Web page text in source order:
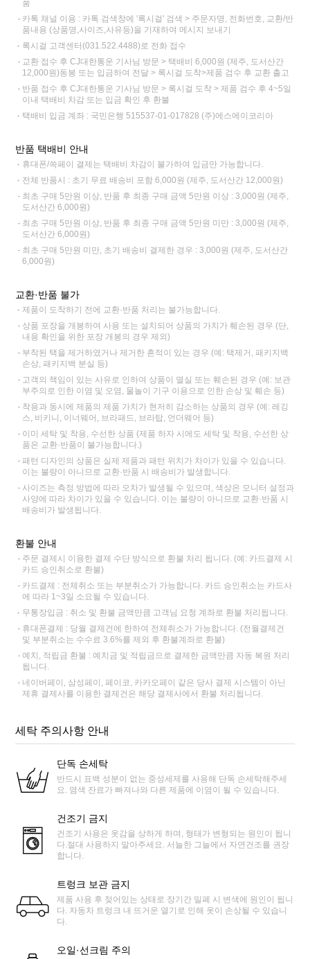
품
카톡 채널 이용 : 카톡 검색창에 '록시걸' 검색 > 주문자명, 전화번호, 교환/반
품내용 (상품명,사이즈,사유등)을 기재하여 메시지 보내기
록시걸 고객센터(031.522.4488)로 전화 접수
교환 접수 후 CJ대한통운 기사님 방문 > 택배비 6,000원 (제주, 도서산간
12,000원)동봉 또는 입금하여 전달 > 록시걸 도착>제품 검수 후 교환 출고
반품 접수 후 CJ대한통운 기사님 방문 > 록시걸 도착 > 제품 검수 후 4~5일
이내 택배비 차감 또는 입금 확인 후 환불
택배비 입금 계좌 : 국민은행 515537-01-017828 (주)에스에이코리아
반품 택배비 안내
휴대폰/쓱페이 결제는 택배비 차감이 불가하여 입금만 가능합니다.
전체 반품시 : 초기 무료 배송비 포함 6,000원 (제주, 도서산간 12,000원)
최초 구매 5만원 이상, 반품 후 최종 구매 금액 5만원 이상 : 3,000원 (제주,
도서산간 6,000원)
최초 구매 5만원 이상, 반품 후 최종 구매 금액 5만원 미만 : 3,000원 (제주,
도서산간 6,000원)
최초 구매 5만원 미만, 초기 배송비 결제한 경우 : 3,000원 (제주, 도서산간
6,000원)
교환·반품 불가
제품이 도착하기 전에 교환·반품 처리는 불가능합니다.
상품 포장을 개봉하여 사용 또는 설치되어 상품의 가치가 훼손된 경우 (단,
내용 확인을 위한 포장 개봉의 경우 제외)
부착된 택을 제거하였거나 제거한 흔적이 있는 경우 (예: 택제거, 패키지백
손상, 패키지백 분실 등)
고객의 책임이 있는 사유로 인하여 상품이 멸실 또는 훼손된 경우 (예: 보관
부주의로 인한 이염 및 오염, 물놀이 기구 이용으로 인한 손상 및 훼손 등)
착용과 동시에 제품의 제품 가치가 현저히 감소하는 상품의 경우 (예: 레깅
스, 비키니, 이너웨어, 브라패드, 브라탑, 언더웨어 등)
이미 세탁 및 착용, 수선한 상품 (제품 하자 시에도 세탁 및 착용, 수선한 상
품은 교환·반품이 불가능합니다.)
패턴 디자인의 상품은 실제 제품과 패턴 위치가 차이가 있을 수 있습니다.
이는 불량이 아니므로 교환·반품 시 배송비가 발생합니다.
사이즈는 측정 방법에 따라 오차가 발생될 수 있으며, 색상은 모니터 설정과
사양에 따라 차이가 있을 수 있습니다. 이는 불량이 아니므로 교환·반품 시
배송비가 발생됩니다.
환불 안내
주문 결제시 이용한 결제 수단 방식으로 환불 처리 됩니다. (예: 카드결제 시
카드 승인취소로 환불)
카드결제 : 전체취소 또는 부분취소가 가능합니다. 카드 승인취소는 카드사
에 따라 1~3일 소요될 수 있습니다.
무통장입금 : 취소 및 환불 금액만큼 고객님 요청 계좌로 환불 처리됩니다.
휴대폰결제 : 당월 결제건에 한하여 전체취소가 가능합니다. (전월결제건
및 부분취소는 수수료 3.6%를 제외 후 환불계좌로 환불)
예치, 적립금 환불 : 예치금 및 적립금으로 결제한 금액만큼 자동 복원 처리
됩니다.
네이버페이, 삼성페이, 페이코, 카카오페이 같은 당사 결제 시스템이 아닌
제휴 결제사를 이용한 결제건은 해당 결제사에서 환불 처리됩니다.
세탁 주의사항 안내
단독 손세탁
반드시 표백 성분이 없는 중성세제를 사용해 단독 손세탁해주세
요. 염색 잔료가 빠져나와 다른 제품에 이염이 될 수 있습니다.
건조기 금지
건조기 사용은 옷감을 상하게 하며, 형태가 변형되는 원인이 됩니
다.절대 사용하지 말아주세요. 서늘한 그늘에서 자연건조를 권장
합니다.
트렁크 보관 금지
제품 사용 후 젖어있는 상태로 장기간 밀폐 시 변색에 원인이 됩니
다. 자동차 트렁크 내 뜨거운 열기로 인해 옷이 손상될 수 있습니
다.
오일·선크림 주의